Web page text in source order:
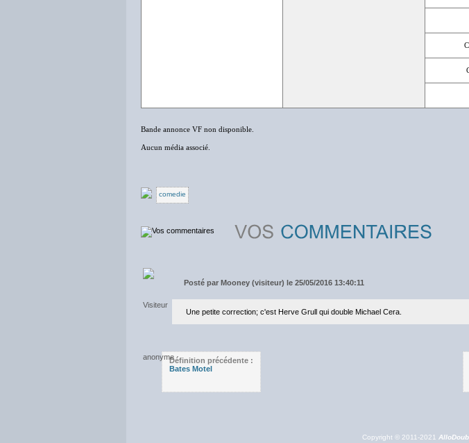
Bande annonce VF non disponible.
Aucun média associé.
comedie
Posté par Mooney (visiteur) le 25/05/2016 13:40:11
Une petite correction; c'est Herve Grull qui double Michael Cera.
Définition précédente :
Bates Motel
Copyright © 2011-2021